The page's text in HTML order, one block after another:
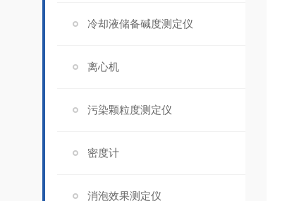
冷却液储备碱度测定仪
离心机
污染颗粒度测定仪
密度计
消泡效果测定仪